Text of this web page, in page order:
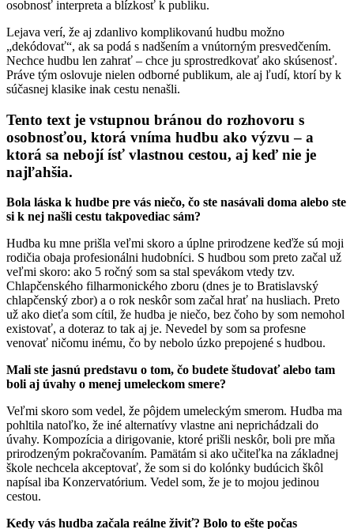
osobnosť interpreta a blízkosť k publiku.
Lejava verí, že aj zdanlivo komplikovanú hudbu možno
„dekódovať“, ak sa podá s nadšením a vnútorným presvedčením.
Nechce hudbu len zahrať – chce ju sprostredkovať ako skúsenosť.
Práve tým oslovuje nielen odborné publikum, ale aj ľudí, ktorí by k
súčasnej klasike inak cestu nenašli.
Tento text je vstupnou bránou do rozhovoru s
osobnosťou, ktorá vníma hudbu ako výzvu – a
ktorá sa nebojí ísť vlastnou cestou, aj keď nie je
najľahšia.
Bola láska k hudbe pre vás niečo, čo ste nasávali doma alebo ste
si k nej našli cestu takpovediac sám?
Hudba ku mne prišla veľmi skoro a úplne prirodzene keďže sú moji
rodičia obaja profesionálni hudobníci. S hudbou som preto začal už
veľmi skoro: ako 5 ročný som sa stal spevákom vtedy tzv.
Chlapčenského filharmonického zboru (dnes je to Bratislavský
chlapčenský zbor) a o rok neskôr som začal hrať na husliach. Preto
už ako dieťa som cítil, že hudba je niečo, bez čoho by som nemohol
existovať, a doteraz to tak aj je. Nevedel by som sa profesne
venovať ničomu inému, čo by nebolo úzko prepojené s hudbou.
Mali ste jasnú predstavu o tom, čo budete študovať alebo tam
boli aj úvahy o menej umeleckom smere?
Veľmi skoro som vedel, že pôjdem umeleckým smerom. Hudba ma
pohltila natoľko, že iné alternatívy vlastne ani neprichádzali do
úvahy. Kompozícia a dirigovanie, ktoré prišli neskôr, boli pre mňa
prirodzeným pokračovaním. Pamätám si ako učiteľka na základnej
škole nechcela akceptovať, že som si do kolónky budúcich škôl
napísal iba Konzervatórium. Vedel som, že je to mojou jedinou
cestou.
Kedy vás hudba začala reálne živiť? Bolo to ešte počas